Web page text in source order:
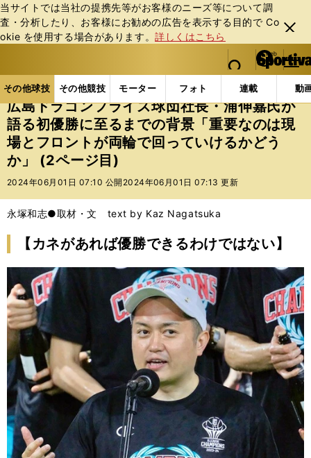
当サイトでは当社の提携先等がお客様のニーズ等について調
査・分析したり、お客様にお勧めの広告を表⽰する⽬的で Co
okie を使⽤する場合があります。詳しくはこちら
閉じ
る
web Sportiva (webスポルティーバ)
検索
マイペ
ー
ジ
メニュ
その他球技 その他競技 モーター フォト 連載 動
ス
ポ
ル
テ
ィ
ー
バ
その他球技の記事一覧 バスケットボール 国内バス
広島ドラゴンフライズ球団社長・浦伸嘉氏が
語る初優勝に至るまでの背景「重要なのは現
場とフロントが両輪で回っていけるかどう
か」 (2ページ目)
2024年06月01日 07:10 公開 2024年06月01日 07:13 更新
永塚和志●取材・文 text by Kaz Nagatsuka
【カネがあれば優勝できるわけではない】